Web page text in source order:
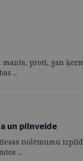
proti, gan
...
un pilnveide
nolēmumu
...